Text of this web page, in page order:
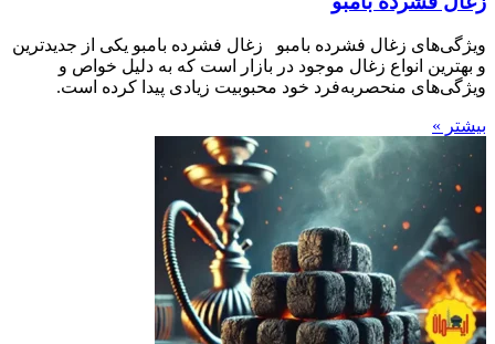
ویژگی‌های زغال فشرده بامبو زغال فشرده بامبو یکی از جدیدترین
و بهترین انواع زغال موجود در بازار است که به دلیل خواص و
ویژگی‌های منحصربه‌فرد خود محبوبیت زیادی پیدا کرده است.
بیشتر »